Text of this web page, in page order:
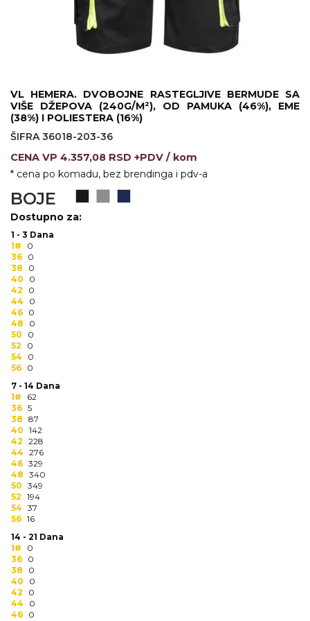
UNIFORME
SUBLIMACIJA
CRICKET UPALJAČI
ŠIBICA
JAKNE I PRSLUCI
HYGIENIC KOLEKCIJA
OKOVRATNE ID TRAKICE
PRIBOR ZA PISANJE
NARUKVICE ZA ŽURKE I
DOGAĐAJE
ID PLOČICA
TERMOSI
BOCE
TEHNOLOGIJA
KANCELARIJA
KUĆNI SETOVI
OLOVKE
PRIVESCI & ALATI
TORBE & PUTOVANJE
TEKSTIL
KAPE
VL HEMERA. DVOBOJNE RASTEGLJIVE BERMUDE SA
VIŠE DŽEPOVA (240G/M²), OD PAMUKA (46%), EME
(38%) I POLIESTERA (16%)
ŠIFRA 36018-203-36
CENA VP 4.357,08 RSD +PDV / kom
* cena po komadu, bez brendinga i pdv-a
BOJE
Dostupno za:
1 - 3 Dana
1#
0
36 0
38
0
40
0
42
0
44
0
46 0
48
0
50
0
52
0
54
0
56 0
7 - 14 Dana
1#
62
36 5
38 87
40 142
42 228
44 276
46 329
48 340
50 349
52 194
54 37
56 16
14 - 21 Dana
1#
0
36 0
38
0
40
0
42
0
44
0
46 0